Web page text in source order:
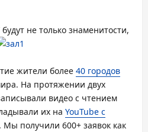
не только знаменитости,
жители более 40 городов
На протяжении двух
видео с чтением
их на YouTube с
. Мы получили 600+ заявок как